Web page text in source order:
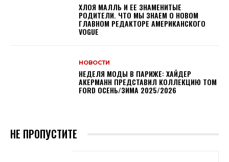
ХЛОЯ МАЛЛЬ И ЕЕ ЗНАМЕНИТЫЕ
РОДИТЕЛИ. ЧТО МЫ ЗНАЕМ О НОВОМ
ГЛАВНОМ РЕДАКТОРЕ АМЕРИКАНСКОГО
VOGUE
НОВОСТИ
НЕДЕЛЯ МОДЫ В ПАРИЖЕ: ХАЙДЕР
АКЕРМАНН ПРЕДСТАВИЛ КОЛЛЕКЦИЮ TOM
FORD ОСЕНЬ/ЗИМА 2025/2026
НЕ ПРОПУСТИТЕ